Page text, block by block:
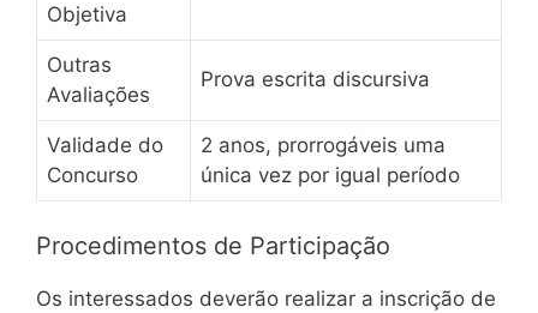
Objetiva
Outras
Avaliações
Prova escrita discursiva
Validade do
Concurso
2 anos, prorrogáveis uma
única vez por igual período
Procedimentos de Participação
Os interessados deverão realizar a inscrição de